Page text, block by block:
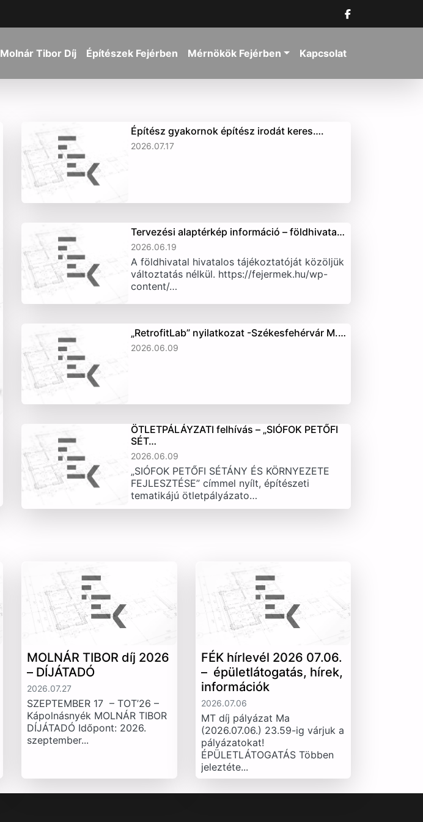
Molnár Tibor Díj Építészek Fejérben Mérnökök Fejérben Kapcsolat
Építész gyakornok építész irodát keres….
2026.07.17
Tervezési alaptérkép információ – földhivata…
2026.06.19
A földhivatal hivatalos tájékoztatóját közöljük
változtatás nélkül. https://fejermek.hu/wp-
content/…
„RetrofitLab” nyilatkozat -Székesfehérvár M.…
2026.06.09
ÖTLETPÁLÁYZATI felhívás – „SIÓFOK PETŐFI
SÉT…
2026.06.09
„SIÓFOK PETŐFI SÉTÁNY ÉS KÖRNYEZETE
FEJLESZTÉSE” címmel nyílt, építészeti
tematikájú ötletpályázato…
MOLNÁR TIBOR díj 2026
– DÍJÁTADÓ
2026.07.27
SZEPTEMBER 17 – TOT’26 –
Kápolnásnyék MOLNÁR TIBOR
DÍJÁTADÓ Időpont: 2026.
szeptember...
FÉK hírlevél 2026 07.06.
– épületlátogatás, hírek,
információk
2026.07.06
MT díj pályázat Ma
(2026.07.06.) 23.59-ig várjuk a
pályázatokat!
ÉPÜLETLÁTOGATÁS Többen
jeleztéte...